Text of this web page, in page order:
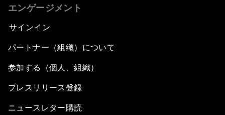
エンゲージメント
サインイン
パートナー（組織）について
参加する（個人、組織）
プレスリリース登録
ニュースレター購読